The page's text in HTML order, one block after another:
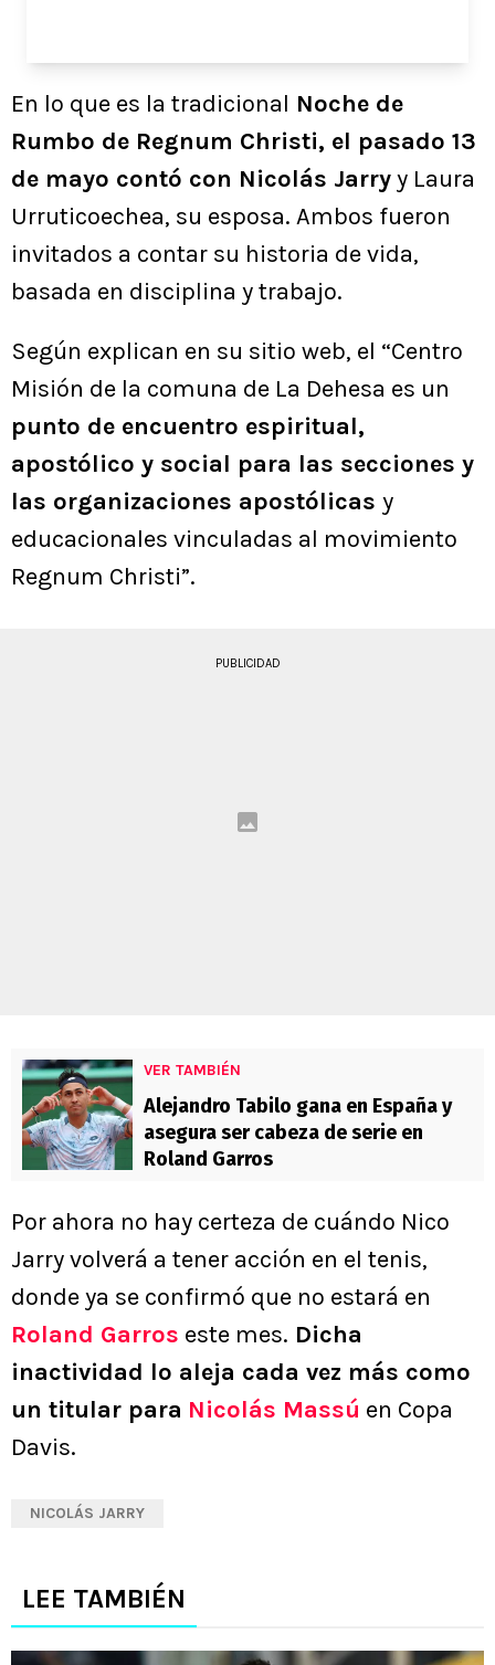
En lo que es la tradicional Noche de
Rumbo de Regnum Christi, el pasado 13
de mayo contó con Nicolás Jarryy Laura
Urruticoechea, su esposa. Ambos fueron
invitados a contar su historia de vida,
basada en disciplina y trabajo.
Según explican en su sitio web, el “Centro
Misión de la comuna de La Dehesa es un
punto de encuentro espiritual,
apostólico y social para las secciones y
las organizaciones apostólicas y
educacionales vinculadas al movimiento
Regnum Christi”.
PUBLICIDAD
VER TAMBIÉN
Alejandro Tabilo gana en España y
asegura ser cabeza de serie en
Roland Garros
Por ahora no hay certeza de cuándo Nico
Jarry volverá a tener acción en el tenis,
donde ya se confirmó que no estará en
Roland Garros este mes. Dicha
inactividad lo aleja cada vez más como
un titular para Nicolás Massú en Copa
Davis.
NICOLÁS JARRY
LEE TAMBIÉN